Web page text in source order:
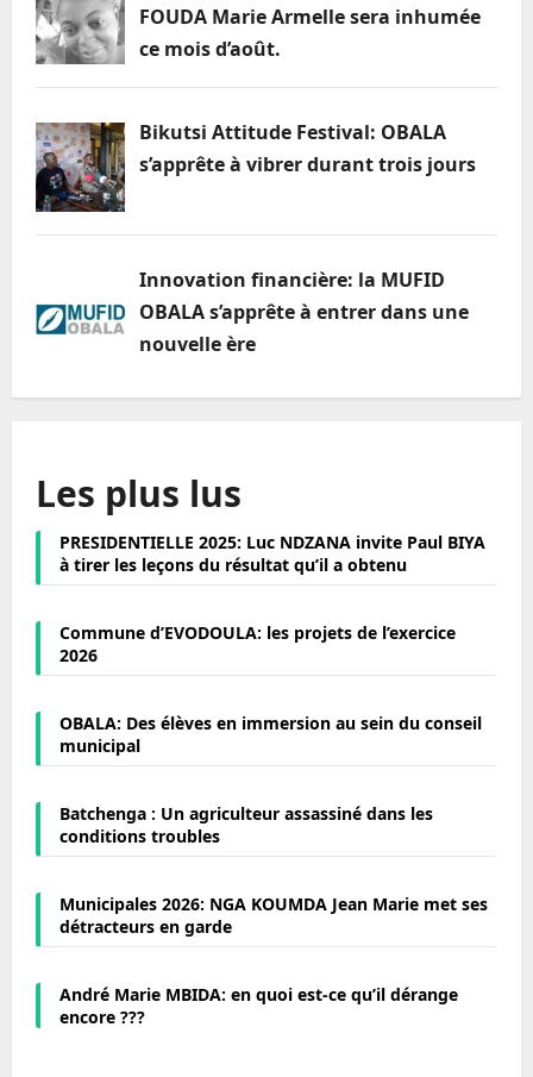
FOUDA Marie Armelle sera inhumée
ce mois d’août.
Bikutsi Attitude Festival: OBALA
s’apprête à vibrer durant trois jours
Innovation financière: la MUFID
OBALA s’apprête à entrer dans une
nouvelle ère
Les plus lus
PRESIDENTIELLE 2025: Luc NDZANA invite Paul BIYA
à tirer les leçons du résultat qu’il a obtenu
Commune d’EVODOULA: les projets de l’exercice
2026
OBALA: Des élèves en immersion au sein du conseil
municipal
Batchenga : Un agriculteur assassiné dans les
conditions troubles
Municipales 2026: NGA KOUMDA Jean Marie met ses
détracteurs en garde
André Marie MBIDA: en quoi est-ce qu’il dérange
encore ???